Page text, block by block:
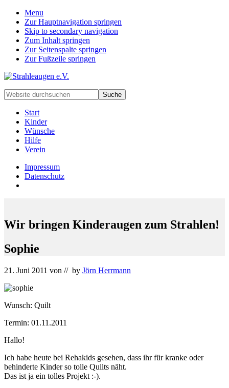
Menu
Zur Hauptnavigation springen
Skip to secondary navigation
Zum Inhalt springen
Zur Seitenspalte springen
Zur Fußzeile springen
Handarbeiten
für
besondere
Kinder
deren
Familien
Website
durchsuchen
Start
Kinder
Wünsche
Hilfe
Verein
Impressum
Datenschutz
Wir bringen Kinderaugen zum Strahlen!
Sophie
21. Juni 2011 von // by Jörn Herrmann
Wunsch: Quilt
Termin: 01.11.2011
Hallo!
Ich habe heute bei Rehakids gesehen, dass ihr für kranke oder
behinderte Kinder so tolle Quilts näht.
Das ist ja ein tolles Projekt :-).